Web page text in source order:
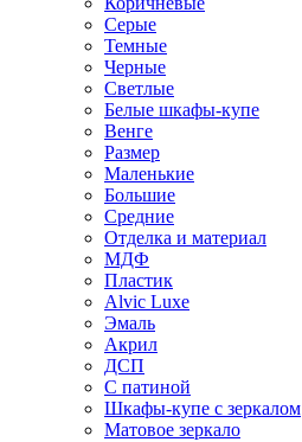
Серые
Темные
Черные
Светлые
Белые шкафы-купе
Венге
Размер
Маленькие
Большие
Средние
Отделка и материал
МДФ
Пластик
Alvic Luxe
Эмаль
Акрил
ДСП
С патиной
Шкафы-купе с зеркалом
Матовое зеркало